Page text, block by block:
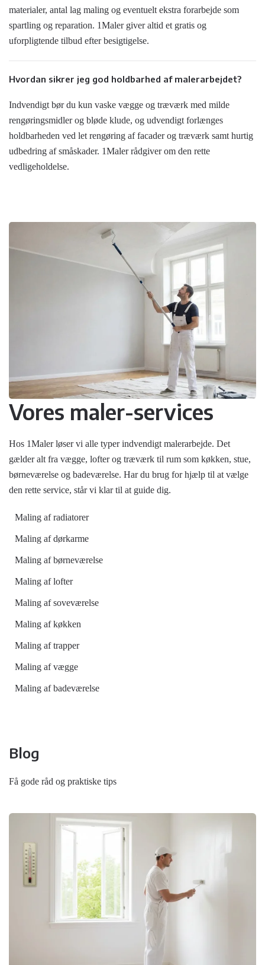
materialer, antal lag maling og eventuelt ekstra forarbejde som
spartling og reparation. 1Maler giver altid et gratis og
uforpligtende tilbud efter besigtigelse.
Hvordan sikrer jeg god holdbarhed af malerarbejdet?
Indvendigt bør du kun vaske vægge og træværk med milde
rengøringsmidler og bløde klude, og udvendigt forlænges
holdbarheden ved let rengøring af facader og træværk samt hurtig
udbedring af småskader. 1Maler rådgiver om den rette
vedligeholdelse.
Vores maler-services
Hos 1Maler løser vi alle typer indvendigt malerarbejde. Det
gælder alt fra vægge, lofter og træværk til rum som køkken, stue,
børneværelse og badeværelse. Har du brug for hjælp til at vælge
den rette service, står vi klar til at guide dig.
Maling af radiatorer
Maling af dørkarme
Maling af børneværelse
Maling af lofter
Maling af soveværelse
Maling af køkken
Maling af trapper
Maling af vægge
Maling af badeværelse
Blog
Få gode råd og praktiske tips